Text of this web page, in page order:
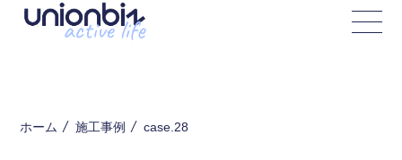
ホーム 施工事例 case.28